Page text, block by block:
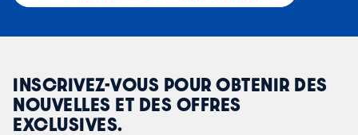
INSCRIVEZ-VOUS POUR OBTENIR DES
NOUVELLES ET DES OFFRES
EXCLUSIVES.